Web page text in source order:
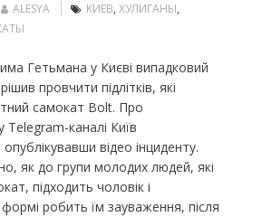
ALESYA КИЕВ, ХУЛИГАНЫ,
Гетьмана у Києві випадковий
провчити підлітків, які
самокат Bolt. Про
Telegram-каналі Київ
відео інциденту.
як до групи молодих людей, які
підходить чоловік і
формі робить їм зауваження, після